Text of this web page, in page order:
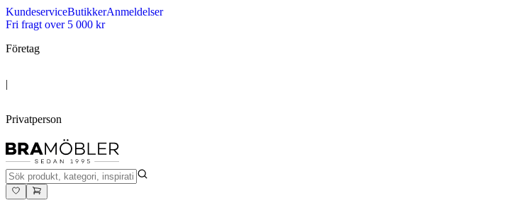
KundeserviceButikkerAnmeldelser
Fri fragt over 5 000 kr
Företag
|
Privatperson